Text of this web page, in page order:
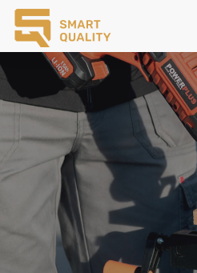
PRODUSE
NOUTĂȚI
MAI MULTE